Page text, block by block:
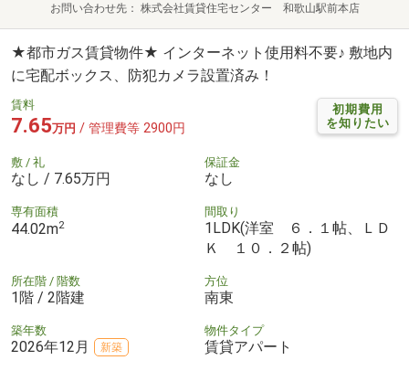
お問い合わせ先 株式会社賃貸住宅センター 和歌山駅前本店
★都市ガス賃貸物件★ インターネット使用料不要♪ 敷地内
に宅配ボックス、防犯カメラ設置済み！
初期費用
を知りたい
賃料
7.65万円 / 管理費等 2900円
敷 / 礼
なし / 7.65万円
保証金
なし
専有面積
44.02m2
間取り
1LDK(洋室 ６．１帖、ＬＤ
Ｋ １０．２帖)
所在階 / 階数
1階 / 2階建
方位
南東
築年数
2026年12月 新築
物件タイプ
賃貸アパート